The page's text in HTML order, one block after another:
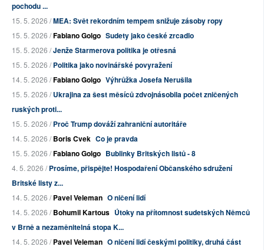
pochodu ...
15. 5. 2026 /MEA: Svět rekordním tempem snižuje zásoby ropy
15. 5. 2026 /Fabiano Golgo Sudety jako české zrcadlo
15. 5. 2026 /Jenže Starmerova politika je otřesná
15. 5. 2026 /Politika jako novinářské povyražení
14. 5. 2026 /Fabiano Golgo Výhrůžka Josefa Nerušila
15. 5. 2026 /Ukrajina za šest měsíců zdvojnásobila počet zničených
ruských proti...
15. 5. 2026 /Proč Trump dováží zahraniční autoritáře
14. 5. 2026 /Boris Cvek Co je pravda
15. 5. 2026 /Fabiano Golgo Bublinky Britských listů - 8
4. 5. 2026 /Prosíme, přispějte! Hospodaření Občanského sdružení
Britské listy z...
14. 5. 2026 /Pavel Veleman O ničení lidí
14. 5. 2026 /Bohumil Kartous Útoky na přítomnost sudetských Němců
v Brně a nezaměnitelná stopa K...
14. 5. 2026 /Pavel Veleman O ničení lidí českými politiky, druhá část